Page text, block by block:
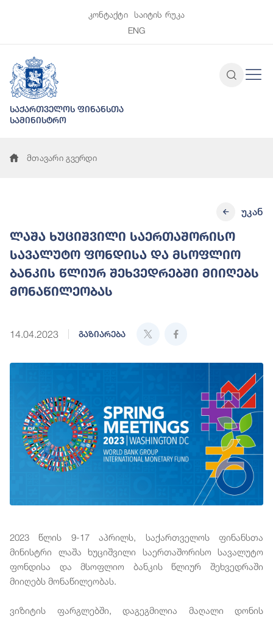
კონტაქტი
საიტის რუკა
ENG
საქართველოს ფინანსთა
სამინისტრო
მთავარი გვერდი
ლაშა ხუციშვილი საერთაშორისო
სავალუტო ფონდისა და მსოფლიო
ბანკის წლიურ შეხვედრებში მიიღებს
მონაწილეობას
14.04.2023 გაზიარება
უკან
2023 წლის 9-17 აპრილს, საქართველოს ფინანსთა
მინისტრი ლაშა ხუციშვილი საერთაშორისო სავალუტო
ფონდისა და მსოფლიო ბანკის წლიურ შეხვედრაში
მიიღებს მონაწილეობას.
ვიზიტის ფარგლებში, დაგეგმილია მაღალი დონის